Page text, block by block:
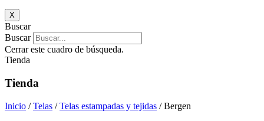
X
Buscar
Buscar
Cerrar este cuadro de búsqueda.
Tienda
Tienda
Inicio /Telas /Telas estampadas y tejidas / Bergen